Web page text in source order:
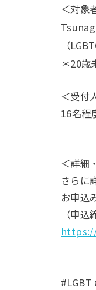
＜対象
（
＊20歳
＜受付
16名程
＜詳細
さらに
お申込
（申
#LGBT